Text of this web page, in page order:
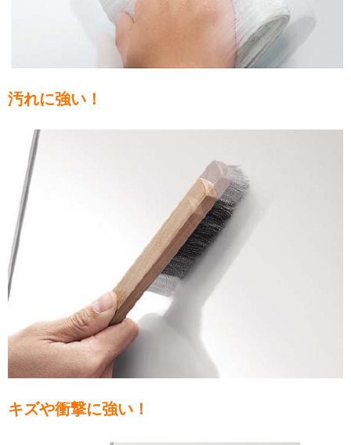
汚れに強い！
キズや衝撃に強い！